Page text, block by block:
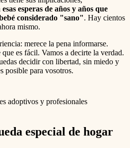
esperas de años y años que
considerado "sano". Hay cientos
mismo.
merece la pena informarse.
es fácil. Vamos a decirte la verdad.
decidir con libertad, sin miedo y
posible para vosotros.
adoptivos y profesionales
especial de hogar